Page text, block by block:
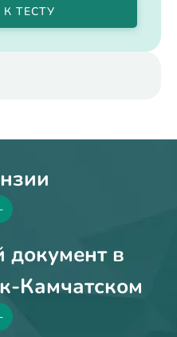
ТЕСТУ
в
Камчатском